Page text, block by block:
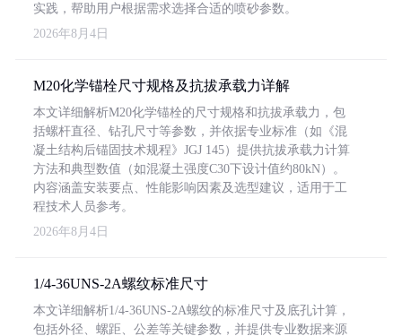
实践，帮助用户根据需求选择合适的喷砂参数。
2026年8月4日
M20化学锚栓尺寸规格及抗拔承载力详解
本文详细解析M20化学锚栓的尺寸规格和抗拔承载力，包
括螺杆直径、钻孔尺寸等参数，并依据专业标准（如《混
凝土结构后锚固技术规程》JGJ 145）提供抗拔承载力计算
方法和典型数值（如混凝土强度C30下设计值约80kN）。
内容涵盖安装要点、性能影响因素及选型建议，适用于工
程技术人员参考。
2026年8月4日
1/4-36UNS-2A螺纹标准尺寸
本文详细解析1/4-36UNS-2A螺纹的标准尺寸及底孔计算，
包括外径、螺距、公差等关键参数，并提供专业数据来源